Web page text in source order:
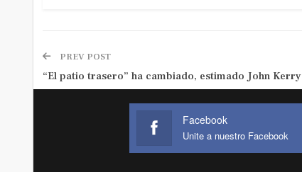
PREV POST
“El patio trasero” ha cambiado, estimado John Kerry
Facebook
Unite a nuestro Facebook